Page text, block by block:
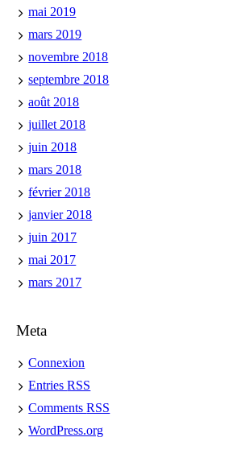
mai 2019
mars 2019
novembre 2018
septembre 2018
août 2018
juillet 2018
juin 2018
mars 2018
février 2018
janvier 2018
juin 2017
mai 2017
mars 2017
Meta
Connexion
EntriesRSS
CommentsRSS
WordPress.org